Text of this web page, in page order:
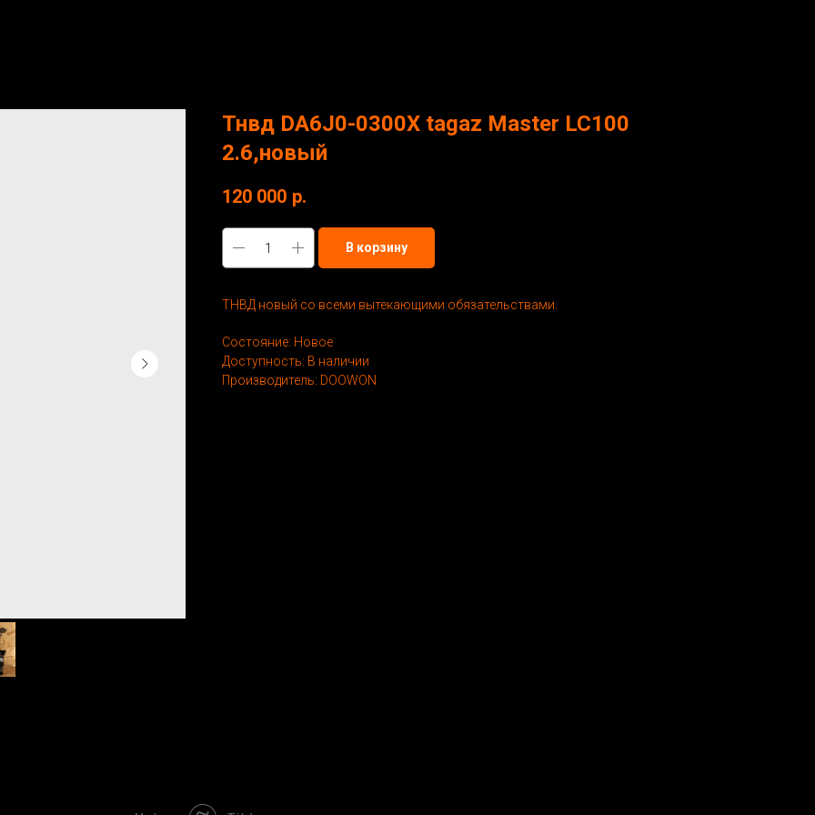
Тнвд DA6J0-0300X tagaz Master LC100
2.6,новый
120 000 р.
В корзину
ТНВД новый со всеми вытекающими обязательствами.
Состояние: Новое
Доступность: В наличии
Производитель: DOOWON